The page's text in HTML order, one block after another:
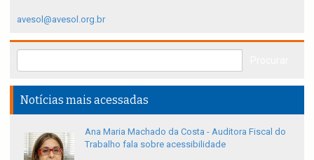
avesol@avesol.org.br
Notícias mais acessadas
Ana Maria Machado da Costa - Auditora Fiscal do
Trabalho fala sobre acessibilidade